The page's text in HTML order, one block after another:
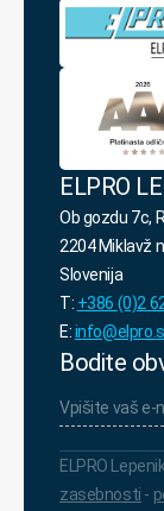
ELPRO
Ob gozdu 7c,
2204 Miklavž
Slovenija
T: +386 (0)2
E:
Bodite
vaš
e-
*
ELPRO
zasebnosti -